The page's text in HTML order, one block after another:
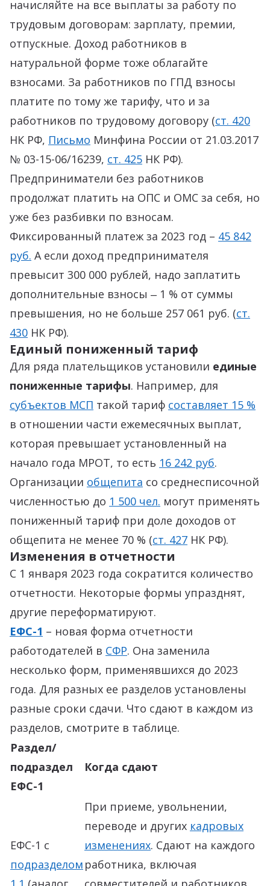
начисляйте на все выплаты за работу по
трудовым договорам: зарплату, премии,
отпускные. Доход работников в
натуральной форме тоже облагайте
взносами. За работников по ГПД взносы
платите по тому же тарифу, что и за
работников по трудовому договору (ст. 420
НК РФ, Письмо Минфина России от 21.03.2017
№ 03-15-06/16239, ст. 425 НК РФ).
Предприниматели без работников
продолжат платить на ОПС и ОМС за себя, но
уже без разбивки по взносам.
Фиксированный платеж за 2023 год – 45 842
руб. А если доход предпринимателя
превысит 300 000 рублей, надо заплатить
дополнительные взносы ‒ 1 % от суммы
превышения, но не больше 257 061 руб. (ст.
430 НК РФ).
Единый пониженный тариф
Для ряда плательщиков установили единые
пониженные тарифы. Например, для
субъектов МСП такой тариф составляет 15 %
в отношении части ежемесячных выплат,
которая превышает установленный на
начало года МРОТ, то есть 16 242 руб.
Организации общепита со среднесписочной
численностью до 1 500 чел. могут применять
пониженный тариф при доле доходов от
общепита не менее 70 % (ст. 427 НК РФ).
Изменения в отчетности
С 1 января 2023 года сократится количество
отчетности. Некоторые формы упразднят,
другие переформатируют.
ЕФС-1 – новая форма отчетности
работодателей в СФР. Она заменила
несколько форм, применявшихся до 2023
года. Для разных ее разделов установлены
разные сроки сдачи. Что сдают в каждом из
разделов, смотрите в таблице.
Раздел/
подраздел
ЕФС-1
Когда сдают
ЕФС-1 с
подразделом
При приеме, увольнении,
переводе и других кадровых
изменениях. Сдают на каждого
работника, включая